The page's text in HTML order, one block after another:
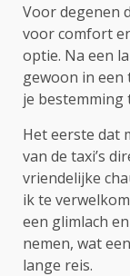
Voor degenen
voor comfort
optie. Na een
gewoon in
je bestemming
Het eerste dat
van de taxi’s
vriendelijke
ik te
een glimlach
nemen, wat
lange reis.